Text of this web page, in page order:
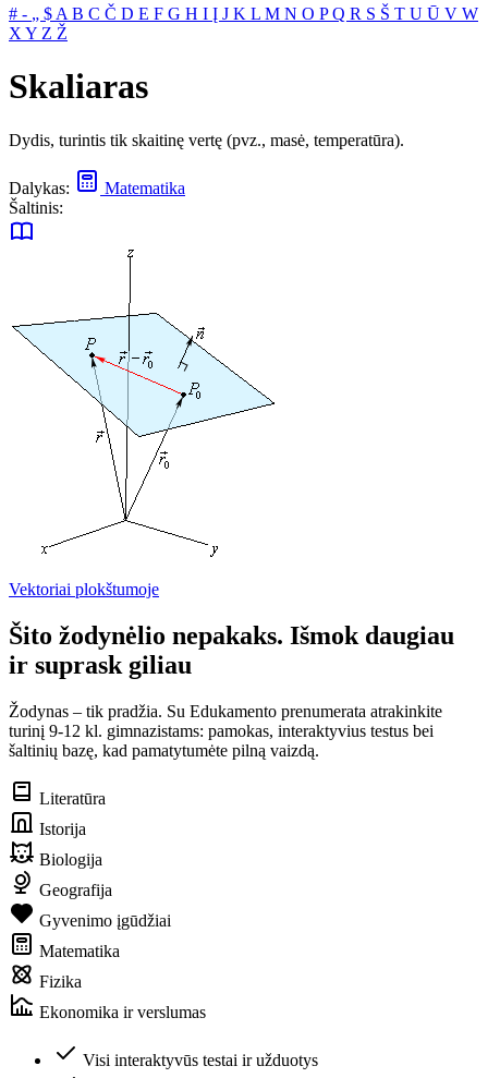
# ‐ „ $ A B C Č D E F G H I Į J K L M N O PQ R S Š T U Ū V W
X Y Z Ž
Skaliaras
Dydis, turintis tik skaitinę vertę (pvz., masė, temperatūra).
Dalykas:
Matematika
Šaltinis:
Vektoriai plokštumoje
Šito žodynėlio nepakaks. Išmok daugiau
ir suprask giliau
Žodynas – tik pradžia. Su Edukamento prenumerata atrakinkite
turinį 9-12 kl. gimnazistams: pamokas, interaktyvius testus bei
šaltinių bazę, kad pamatytumėte pilną vaizdą.
Literatūra
Istorija
Biologija
Geografija
Gyvenimo įgūdžiai
Matematika
Fizika
Ekonomika ir verslumas
Visi interaktyvūs testai ir užduotys